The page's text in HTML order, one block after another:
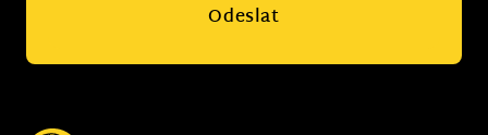
Odeslat